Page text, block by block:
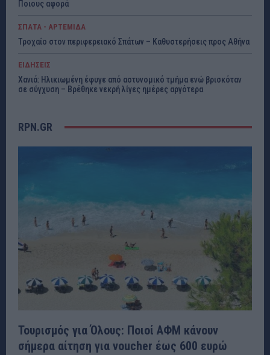
Ποιους αφορά
ΣΠΑΤΑ - ΑΡΤΕΜΙΔΑ
Τροχαίο στον περιφερειακό Σπάτων – Καθυστερήσεις προς Αθήνα
ΕΙΔΗΣΕΙΣ
Χανιά: Ηλικιωμένη έφυγε από αστυνομικό τμήμα ενώ βρισκόταν
σε σύγχυση – Βρέθηκε νεκρή λίγες ημέρες αργότερα
RPN.GR
Τουρισμός για Όλους: Ποιοί ΑΦΜ κάνουν
σήμερα αίτηση για voucher έως 600 ευρώ